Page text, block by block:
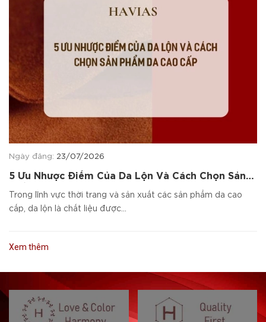
Ngày đăng: 23/07/2026
5 Ưu Nhược Điểm Của Da Lộn Và Cách Chọn Sản
Trong lĩnh vực thời trang và sản xuất các sản phẩm da cao
cấp, da lộn là chất liệu được...
Xem thêm